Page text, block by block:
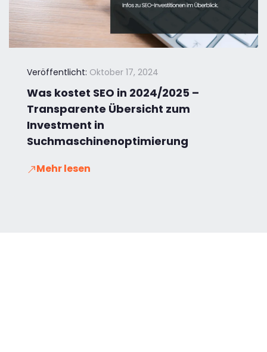
Veröffentlicht: Oktober 17, 2024
Was kostet SEO in 2024/2025 –
Transparente Übersicht zum
Investment in
Suchmaschinenoptimierung
Mehr lesen